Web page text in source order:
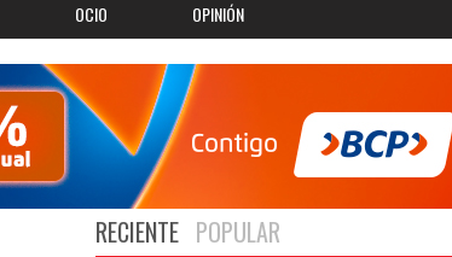
OCIO OPINIÓN
RECIENTE POPULAR